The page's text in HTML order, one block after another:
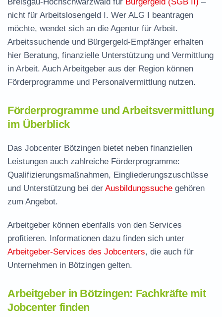
nicht für Arbeitslosengeld I. Wer ALG I beantragen
möchte, wendet sich an die Agentur für Arbeit.
Arbeitssuchende und Bürgergeld-Empfänger erhalten
hier Beratung, finanzielle Unterstützung und Vermittlung
in Arbeit. Auch Arbeitgeber aus der Region können
Förderprogramme und Personalvermittlung nutzen.
Förderprogramme und Arbeitsvermittlung
im Überblick
Das Jobcenter Bötzingen bietet neben finanziellen
Leistungen auch zahlreiche Förderprogramme:
Qualifizierungsmaßnahmen, Eingliederungszuschüsse
und Unterstützung bei der Ausbildungssuche gehören
zum Angebot.
Arbeitgeber können ebenfalls von den Services
profitieren. Informationen dazu finden sich unter
Arbeitgeber-Services des Jobcenters, die auch für
Unternehmen in Bötzingen gelten.
Arbeitgeber in Bötzingen: Fachkräfte mit
Jobcenter finden